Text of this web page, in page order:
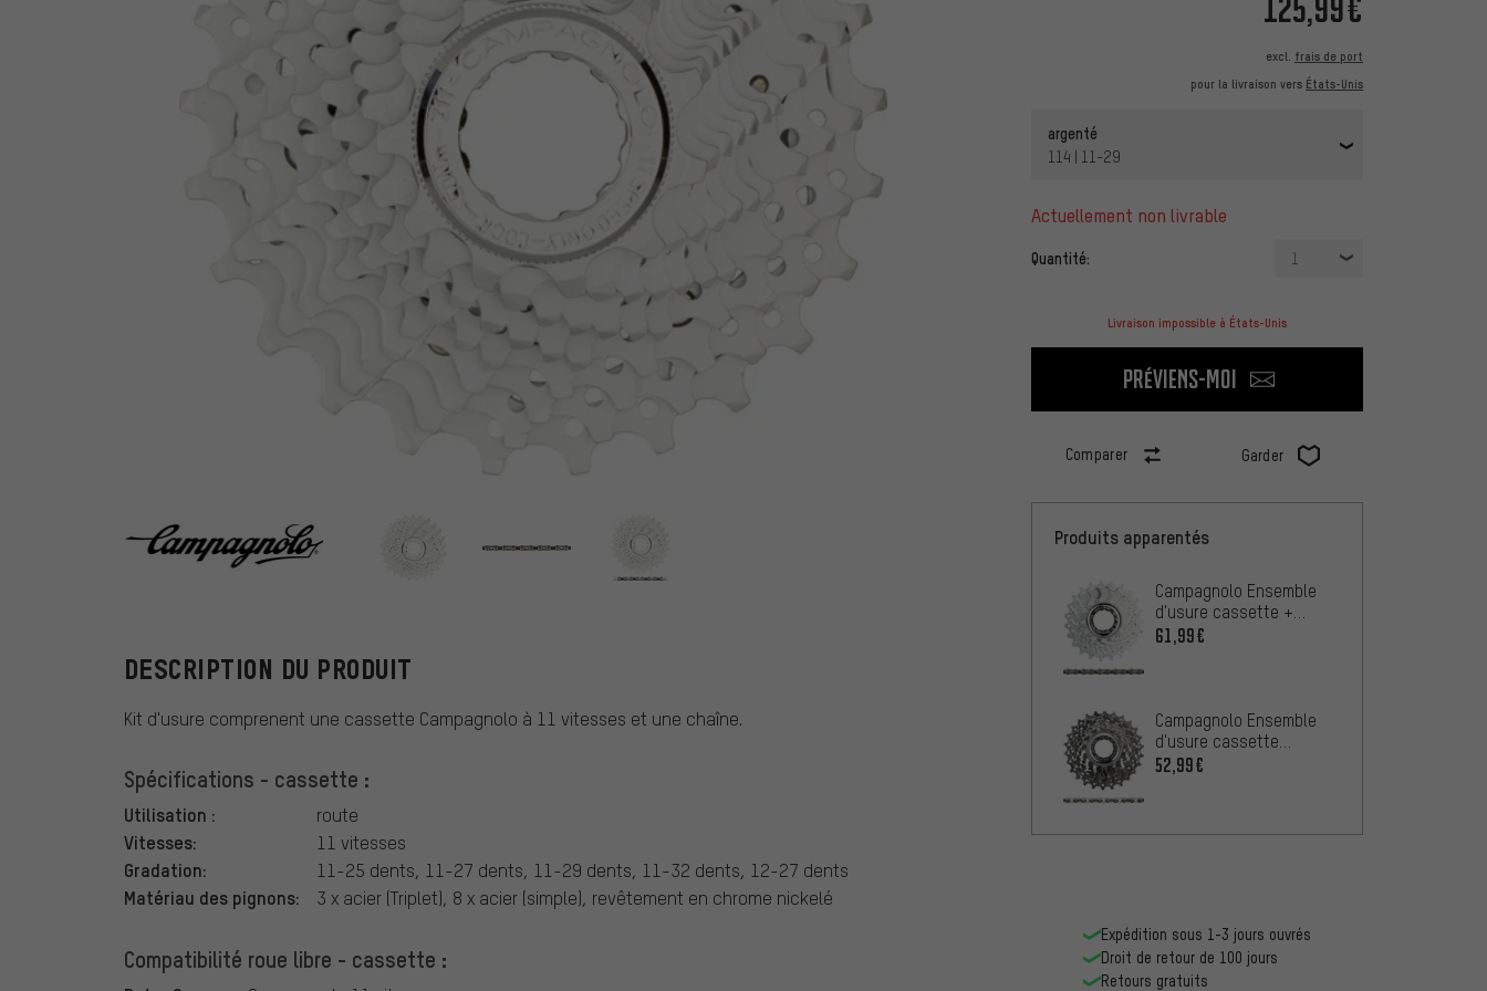
excl. frais de port
pour la livraison vers États-Unis
argenté
114 | 11-29
actuellement non livrable
Quantité: 1
Livraison impossible à États-Unis
Préviens-moi
Comparer Garder
Campagnolo
DESCRIPTION DU PRODUIT
Kit d'usure comprenent une cassette Campagnolo à 11 vitesses et une chaîne.
Spécifications - cassette :
Utilisation : route
Vitesses: 11 vitesses
Gradation: 11-25 dents, 11-27 dents, 11-29 dents, 11-32 dents, 12-27 dents
Matériau des pignons: 3 x acier (Triplet), 8 x acier (simple), revêtement en chrome nickelé
Compatibilité roue libre - cassette :
Produits apparentés
Campagnolo Ensemble
d'usure cassette +
chaîne Veloce 10
61,99€
Campagnolo Ensemble
d'usure cassette
Veloce + chaîne Record
52,99€
Expédition sous 1-3 jours ouvrés
Droit de retour de 100 jours
Retours gratuits